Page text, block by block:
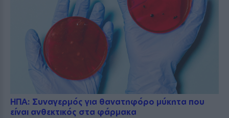
ΗΠΑ: Συναγερμός για θανατηφόρο μύκητα που
είναι ανθεκτικός στα φάρμακα